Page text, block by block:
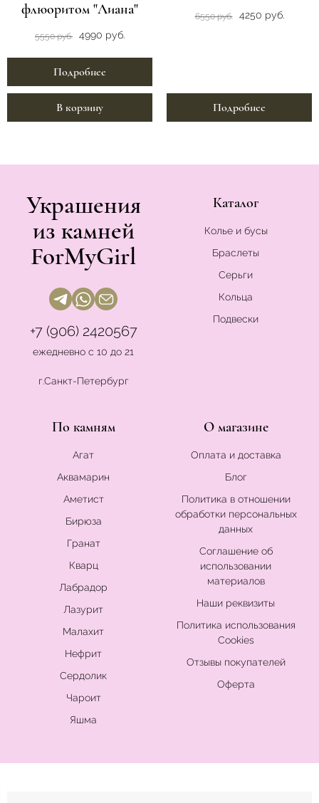
флюоритом "Лиана"
5550 руб. 4990 руб.
Подробнее
В корзину
6550 руб. 4250 руб.
Подробнее
Украшения
из камней
ForMyGirl
+7 (906) 2420567
ежедневно с 10 до 21
г.Санкт-Петербург
Каталог
Колье и бусы
Браслеты
Серьги
Кольца
Подвески
По камням
Агат
Аквамарин
Аметист
Бирюза
Гранат
Кварц
Лабрадор
Лазурит
Малахит
Нефрит
Сердолик
Чароит
Яшма
О магазине
Оплата и доставка
Блог
Политика в отношении
обработки персональных
данных
Соглашение об
использовании
материалов
Наши реквизиты
Политика использования
Cookies
Отзывы покупателей
Оферта